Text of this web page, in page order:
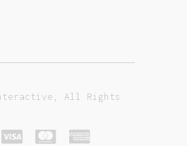
All Rights